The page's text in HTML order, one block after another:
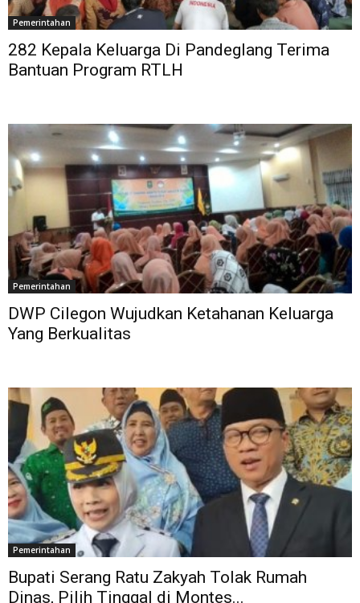
Pemerintahan
282 Kepala Keluarga Di Pandeglang Terima
Bantuan Program RTLH
Pemerintahan
DWP Cilegon Wujudkan Ketahanan Keluarga
Yang Berkualitas
Pemerintahan
Bupati Serang Ratu Zakyah Tolak Rumah
Dinas, Pilih Tinggal di Montes...